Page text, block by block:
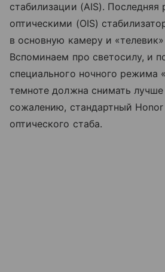
стабилизации (AIS). Последняя
оптическими (OIS)
в основную камеру и
Вспоминаем про светосилу, и
специального ночного режима
темноте должна снимать лучше
сожалению, стандартный Honor
оптического стаба.